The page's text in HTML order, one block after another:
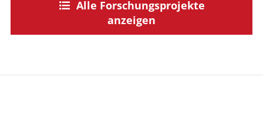
Alle Forschungsprojekte
anzeigen